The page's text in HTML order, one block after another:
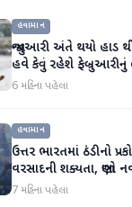
હવામાન
જાન્યુઆરી અંતે થયો હાડ
હવે કેવું રહેશે ફેબ્રુઆરીનું
6 મહિના પહેલા
હવામાન
ઉત્તર ભારતમાં ઠંડીનો
વરસાદની શક્યતા, જાણો
આગાહી
7 મહિના પહેલા